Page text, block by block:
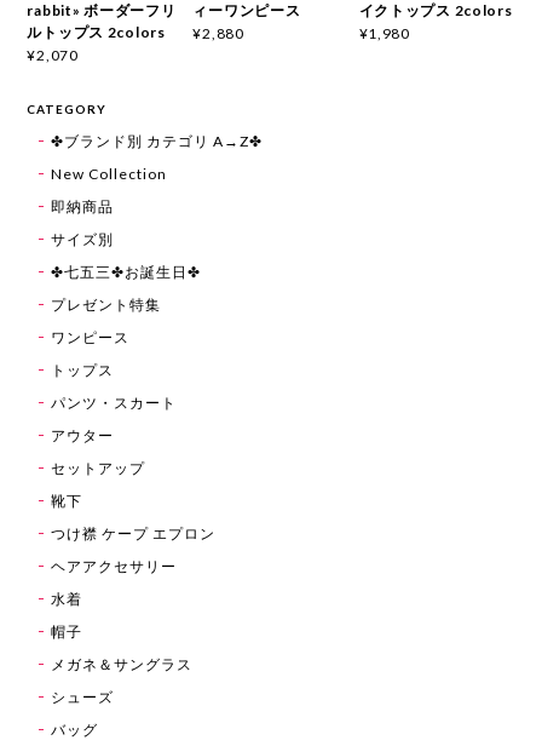
rabbit» ボーダーフリ
ルトップス 2colors
¥2,070
ィーワンピース
¥2,880
イクトップス 2colors
¥1,980
CATEGORY
✤ブランド別 カテゴリ A→Z✤
New Collection
即納商品
サイズ別
✤七五三✤お誕生日✤
プレゼント特集
ワンピース
トップス
パンツ・スカート
アウター
セットアップ
靴下
つけ襟 ケープ エプロン
ヘアアクセサリー
水着
帽子
メガネ＆サングラス
シューズ
バッグ